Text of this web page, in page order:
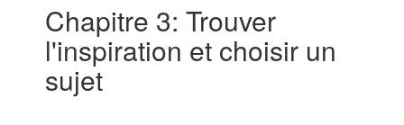
Chapitre 3: Trouver
l'inspiration et choisir un
sujet